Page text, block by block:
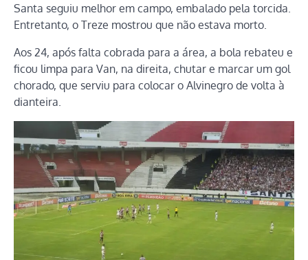
Santa seguiu melhor em campo, embalado pela torcida.
Entretanto, o Treze mostrou que não estava morto.
Aos 24, após falta cobrada para a área, a bola rebateu e
ficou limpa para Van, na direita, chutar e marcar um gol
chorado, que serviu para colocar o Alvinegro de volta à
dianteira.